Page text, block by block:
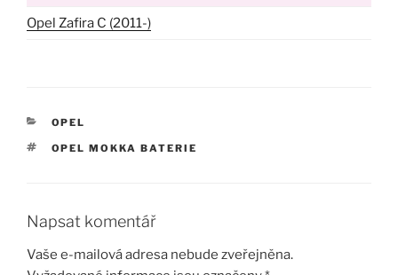
Opel Zafira C (2011-)
RUBRIKY
OPEL
ŠTÍTKY
OPEL MOKKA BATERIE
Napsat komentář
Vaše e-mailová adresa nebude zveřejněna.